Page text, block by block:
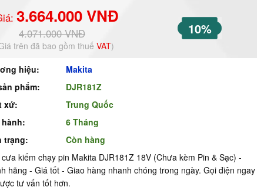
3.664.000 VNĐ
4.071.000 VNĐ 10%
trên đã bao gồm thuế VAT)
hiệu:
Makita
phẩm:
DJR181Z
xứ:
Trung Quốc
hành:
6 Tháng
trạng:
Còn hàng
cưa kiếm chạy pin Makita DJR181Z 18V (Chưa kèm Pin & Sạc) -
hãng - Giá tốt - Giao hàng nhanh chóng trong ngày. Gọi điện ngay
tư vấn tốt hơn.